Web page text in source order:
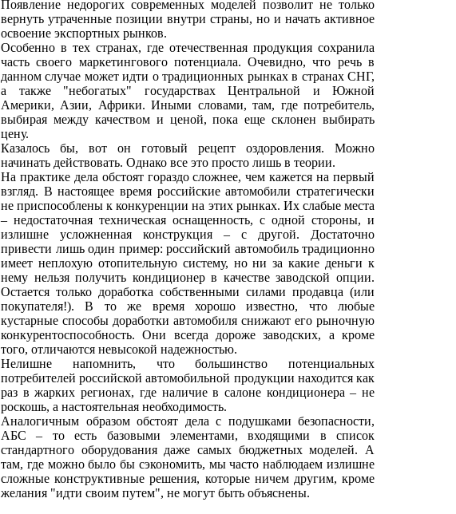
Появление недорогих современных моделей позволит не только
вернуть утраченные позиции внутри страны, но и начать активное
освоение экспортных рынков.
Особенно в тех странах, где отечественная продукция сохранила
часть своего маркетингового потенциала. Очевидно, что речь в
данном случае может идти о традиционных рынках в странах СНГ,
а также "небогатых" государствах Центральной и Южной
Америки, Азии, Африки. Иными словами, там, где потребитель,
выбирая между качеством и ценой, пока еще склонен выбирать
цену.
Казалось бы, вот он готовый рецепт оздоровления. Можно
начинать действовать. Однако все это просто лишь в теории.
На практике дела обстоят гораздо сложнее, чем кажется на первый
взгляд. В настоящее время российские автомобили стратегически
не приспособлены к конкуренции на этих рынках. Их слабые места
– недостаточная техническая оснащенность, с одной стороны, и
излишне усложненная конструкция – с другой. Достаточно
привести лишь один пример: российский автомобиль традиционно
имеет неплохую отопительную систему, но ни за какие деньги к
нему нельзя получить кондиционер в качестве заводской опции.
Остается только доработка собственными силами продавца (или
покупателя!). В то же время хорошо известно, что любые
кустарные способы доработки автомобиля снижают его рыночную
конкурентоспособность. Они всегда дороже заводских, а кроме
того, отличаются невысокой надежностью.
Нелишне напомнить, что большинство потенциальных
потребителей российской автомобильной продукции находится как
раз в жарких регионах, где наличие в салоне кондиционера – не
роскошь, а настоятельная необходимость.
Аналогичным образом обстоят дела с подушками безопасности,
АБС – то есть базовыми элементами, входящими в список
стандартного оборудования даже самых бюджетных моделей. А
там, где можно было бы сэкономить, мы часто наблюдаем излишне
сложные конструктивные решения, которые ничем другим, кроме
желания "идти своим путем", не могут быть объяснены.